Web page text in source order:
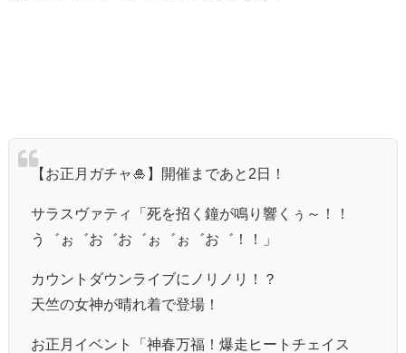
【お正月ガチャ🎍】開催まであと2日！
サラスヴァティ「死を招く鐘が鳴り響くぅ～！！
う゛ぉ゛お゛お゛ぉ゛ぉ゛お゛！！」
カウントダウンライブにノリノリ！？
天竺の女神が晴れ着で登場！
お正月イベント「神春万福！爆走ヒートチェイス